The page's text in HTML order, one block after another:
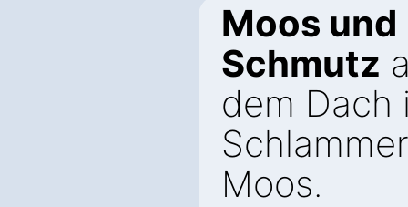
Moos und
Schmutz
dem Dach
Moos.